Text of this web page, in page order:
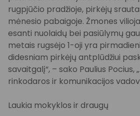
rugpjūčio pradžioje, pirkėjų
mėnesio pabaigoje. Žmones
esanti nuolaidų bei pasiūlymų
metais rugsėjo 1-oji yra
didesniam pirkėjų antplūdžiui
savaitgalį“, – sako Paulius Pocius,
rinkodaros ir komunikacijos
Laukia mokyklos ir draugų